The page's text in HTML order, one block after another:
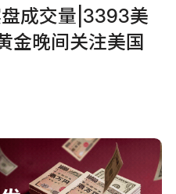
成交量|3393美
金晚间关注美国